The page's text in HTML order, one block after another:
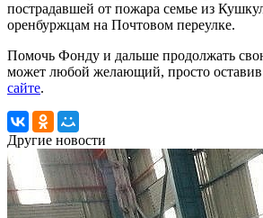
пострадавшей от пожара семье из
оренбуржцам на Почтовом переулке.
Помочь Фонду и дальше продолжать
может любой желающий, просто
сайте.
Другие новости